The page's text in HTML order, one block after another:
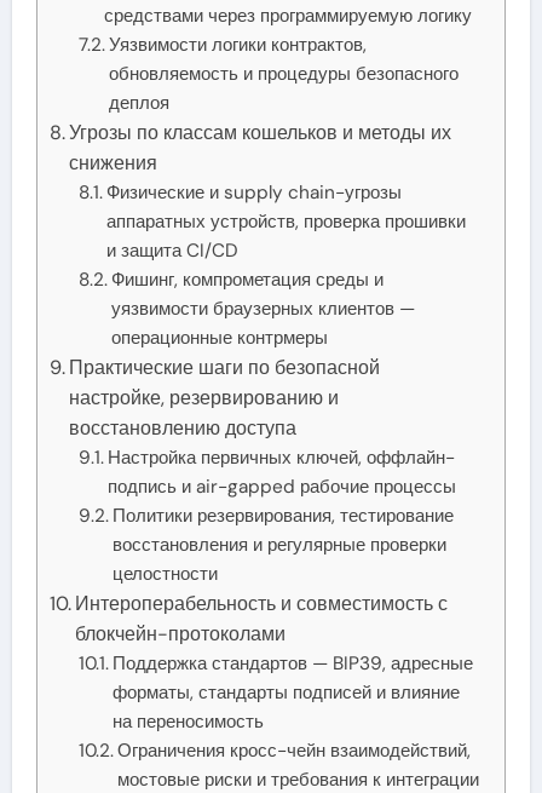
средствами через программируемую логику
Уязвимости логики контрактов,
обновляемость и процедуры безопасного
деплоя
Угрозы по классам кошельков и методы их
снижения
Физические и supply chain-угрозы
аппаратных устройств, проверка прошивки
и защита CI/CD
Фишинг, компрометация среды и
уязвимости браузерных клиентов —
операционные контрмеры
Практические шаги по безопасной
настройке, резервированию и
восстановлению доступа
Настройка первичных ключей, оффлайн-
подпись и air-gapped рабочие процессы
Политики резервирования, тестирование
восстановления и регулярные проверки
целостности
Интероперабельность и совместимость с
блокчейн-протоколами
Поддержка стандартов — BIP39, адресные
форматы, стандарты подписей и влияние
на переносимость
Ограничения кросс-чейн взаимодействий,
мостовые риски и требования к интеграции